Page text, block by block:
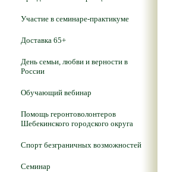
Участие в семинаре-практикуме
Доставка 65+
День семьи, любви и верности в
России
Обучающий вебинар
Помощь геронтоволонтеров
Шебекинского городского округа
Спорт безграничных возможностей
Семинар